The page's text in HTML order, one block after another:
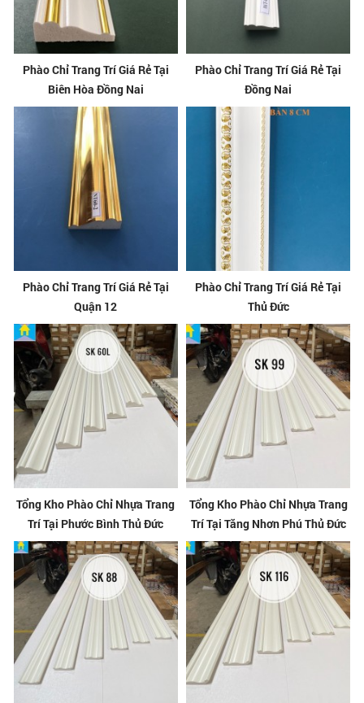
Phào Chỉ Trang Trí Giá Rẻ Tại
Biên Hòa Đồng Nai
Phào Chỉ Trang Trí Giá Rẻ Tại
Đồng Nai
Phào Chỉ Trang Trí Giá Rẻ Tại
Quận 12
Phào Chỉ Trang Trí Giá Rẻ Tại
Thủ Đức
Tổng Kho Phào Chỉ Nhựa Trang
Trí Tại Phước Bình Thủ Đức
Tổng Kho Phào Chỉ Nhựa Trang
Trí Tại Tăng Nhơn Phú Thủ Đức